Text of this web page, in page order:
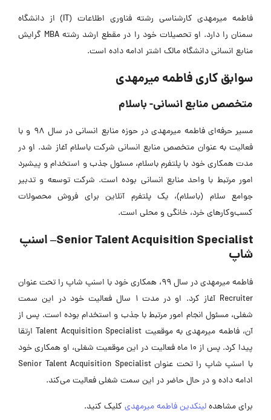
فاطمه میرمهدی کارشناسی رشته فناوری اطلاعات (IT) از دانشگاه
سمنان را دارد. او تحصیلات خود را در مقطع ارشد رشته MBA گرایش
منابع انسانی دانشگاه مالک اشتر ادامه داده است.
سوابق کاری فاطمه میرمهدی
متخصص منابع انسانی- باسلام
مسیر حرفه‌ای فاطمه میرمهدی در حوزه منابع انسانی در سال 98 و با
فعالیت به عنوان متخصص منابع انسانی شرکت باسلام آغاز شد. او در
مدت همکاری خود با پلتفرم باسلام، مسئول جذب و استخدام و پیشبرد
امور مرتبط با واحد منابع انسانی بوده است. شرکت توسعه و تدبیر
جوامع سلام (باسلام)، یک پلتفرم آنلاین برای فروش محصولات
کسب‌وکارهای خرد، خانگی و محلی است.
Senior Talent Acquisition Specialist– اسنپ
شاپ
فاطمه میرمهدی در سال 99، همکاری خود با اسنپ شاپ را تحت عنوان
Recruiter آغاز کرد. او در مدت 1 سال فعالیت خود در این سمت
شغلی، مسئول انجام امور مرتبط با جذب و استخدام بوده است. پس از
آن، فاطمه میرمهدی به موقعیت Talent Acquisition Specialist ارتقا
پیدا کرد. پس از 10 ماه فعالیت در این موقعیت شغلی، او همکاری خود
با اسنپ شاپ را تحت عنوان Senior Talent Acquisition Specialist
ادامه داده و در حال حاضر در این سمت شغلی فعالیت می‌کند.
برای مشاهدهلینکدین فاطمه میرمهدی کلیک کنید.